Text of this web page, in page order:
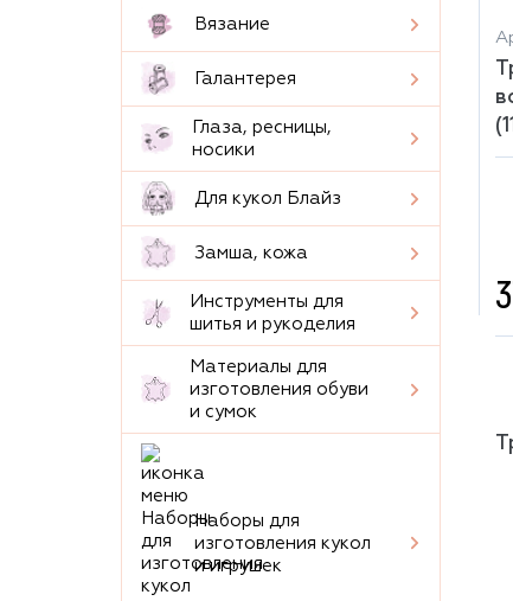
Вязание
Галантерея
Глаза, ресницы,
носики
Для кукол Блайз
Замша, кожа
Инструменты для
шитья и рукоделия
Материалы для
изготовления обуви
и сумок
Наборы для
изготовления кукол
и игрушек